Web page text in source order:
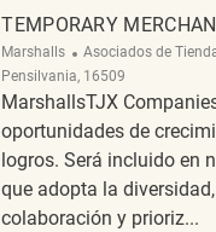
TEMPORARY
Marshalls Categoría
Asociados de
Pensilvania, 16509
MarshallsTJX
oportunidades de
logros. Será incluido en
que adopta la
colaboración y prioriz...